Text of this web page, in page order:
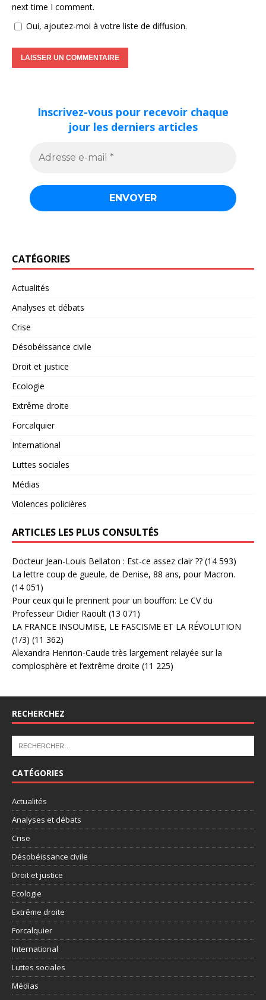
next time I comment.
Oui, ajoutez-moi à votre liste de diffusion.
Inscrivez-vous pour recevoir chaque
jour les derniers articles
CATÉGORIES
Actualités
Analyses et débats
Crise
Désobéissance civile
Droit et justice
Ecologie
Extrême droite
Forcalquier
International
Luttes sociales
Médias
Violences policières
ARTICLES LES PLUS CONSULTÉS
Docteur Jean-Louis Bellaton : Est-ce assez clair ?? (14 593)
La lettre coup de gueule, de Denise, 88 ans, pour Macron.
(14 051)
Pour ceux qui le prennent pour un bouffon: Le CV du
Professeur Didier Raoult (13 071)
LA FRANCE INSOUMISE, LE FASCISME ET LA RÉVOLUTION
(1/3) (11 362)
Alexandra Henrion-Caude très largement relayée sur la
complosphère et l’extrême droite (11 225)
RECHERCHEZ
CATÉGORIES
Actualités
Analyses et débats
Crise
Désobéissance civile
Droit et justice
Ecologie
Extrême droite
Forcalquier
International
Luttes sociales
Médias